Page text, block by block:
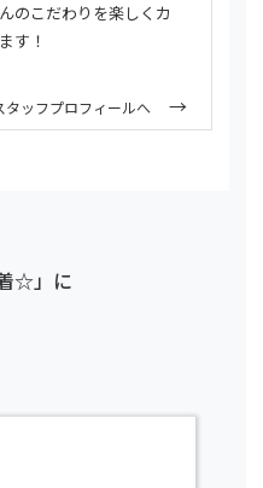
のこだわりを楽しくカ
す！
タッフプロフィールへ
☆」に